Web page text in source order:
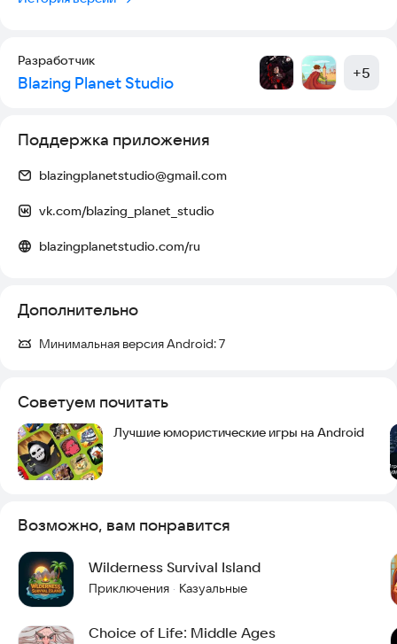
Разработчик
Blazing Planet Studio +5
Поддержка приложения
blazingplanetstudio@gmail.com
vk.com/blazing_planet_studio
blazingplanetstudio.com/ru
Дополнительно
Минимальная версия Android:7
Советуем почитать
Лучшие юмористические игры на Android
Возможно, вам понравится
Wilderness Survival Island
Приключения · Казуальные
Choice of Life: Middle Ages